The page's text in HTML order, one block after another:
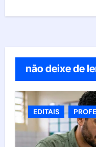
não deixe de
EDITAIS